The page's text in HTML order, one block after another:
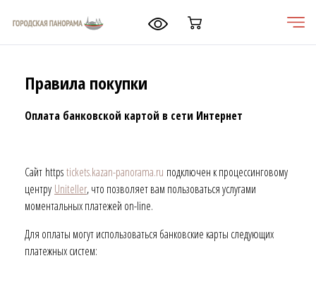
Корзина
Меню
Правила покупки
Оплата банковской картой в сети Интернет
Сайт httpstickets.kazan-panorama.ru подключен к процессинговому
центру Uniteller, что позволяет вам пользоваться услугами
моментальных платежей on-line.
Для оплаты могут использоваться банковские карты следующих
платежных систем: